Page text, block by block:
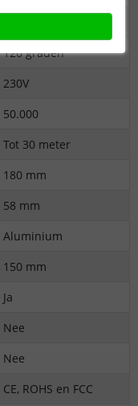
120 graden
230V
50.000
Tot 30 meter
180 mm
58 mm
Aluminium
150 mm
Ja
Nee
Nee
CE, ROHS en FCC